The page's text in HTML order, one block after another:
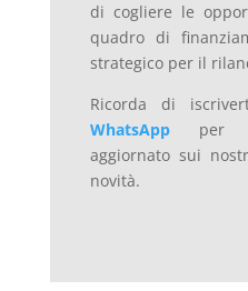
di cogliere le
quadro di
strategico per il
Ricorda di
WhatsApp
per
aggiornato sui
novità.